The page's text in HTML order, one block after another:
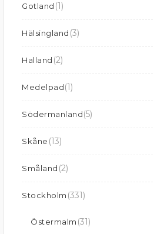
Gotland (1)
Hälsingland (3)
Halland (2)
Medelpad(1)
Södermanland(5)
Skåne (13)
Småland (2)
Stockholm (331)
Östermalm (31)